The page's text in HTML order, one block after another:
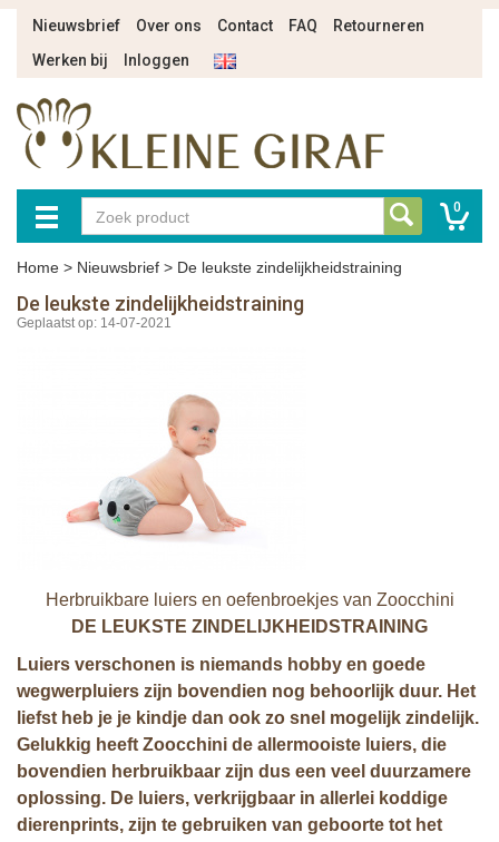
Nieuwsbrief Over ons Contact FAQ
Retourneren
Werken bij
Inloggen
0
Home > Nieuwsbrief > De leukste zindelijkheidstraining
De leukste zindelijkheidstraining
Geplaatst op: 14-07-2021
Herbruikbare luiers en oefenbroekjes van Zoocchini
DE LEUKSTE ZINDELIJKHEIDSTRAINING
Luiers verschonen is niemands hobby en goede
wegwerpluiers zijn bovendien nog behoorlijk duur. Het
liefst heb je je kindje dan ook zo snel mogelijk zindelijk.
Gelukkig heeft Zoocchini de allermooiste luiers, die
bovendien herbruikbaar zijn dus een veel duurzamere
oplossing. De luiers, verkrijgbaar in allerlei koddige
dierenprints, zijn te gebruiken van geboorte tot het